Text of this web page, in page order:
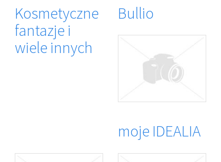
Kosmetyczne
fantazje i
wiele innych
Bullio
moje IDEALIA